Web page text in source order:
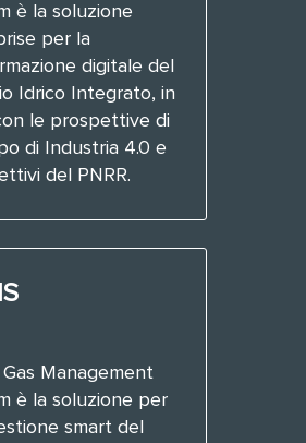
è la soluzione
per la
digitale del
Idrico Integrato, in
le prospettive di
di Industria 4.0 e
del PNRR.
Management
è la soluzione per
smart del